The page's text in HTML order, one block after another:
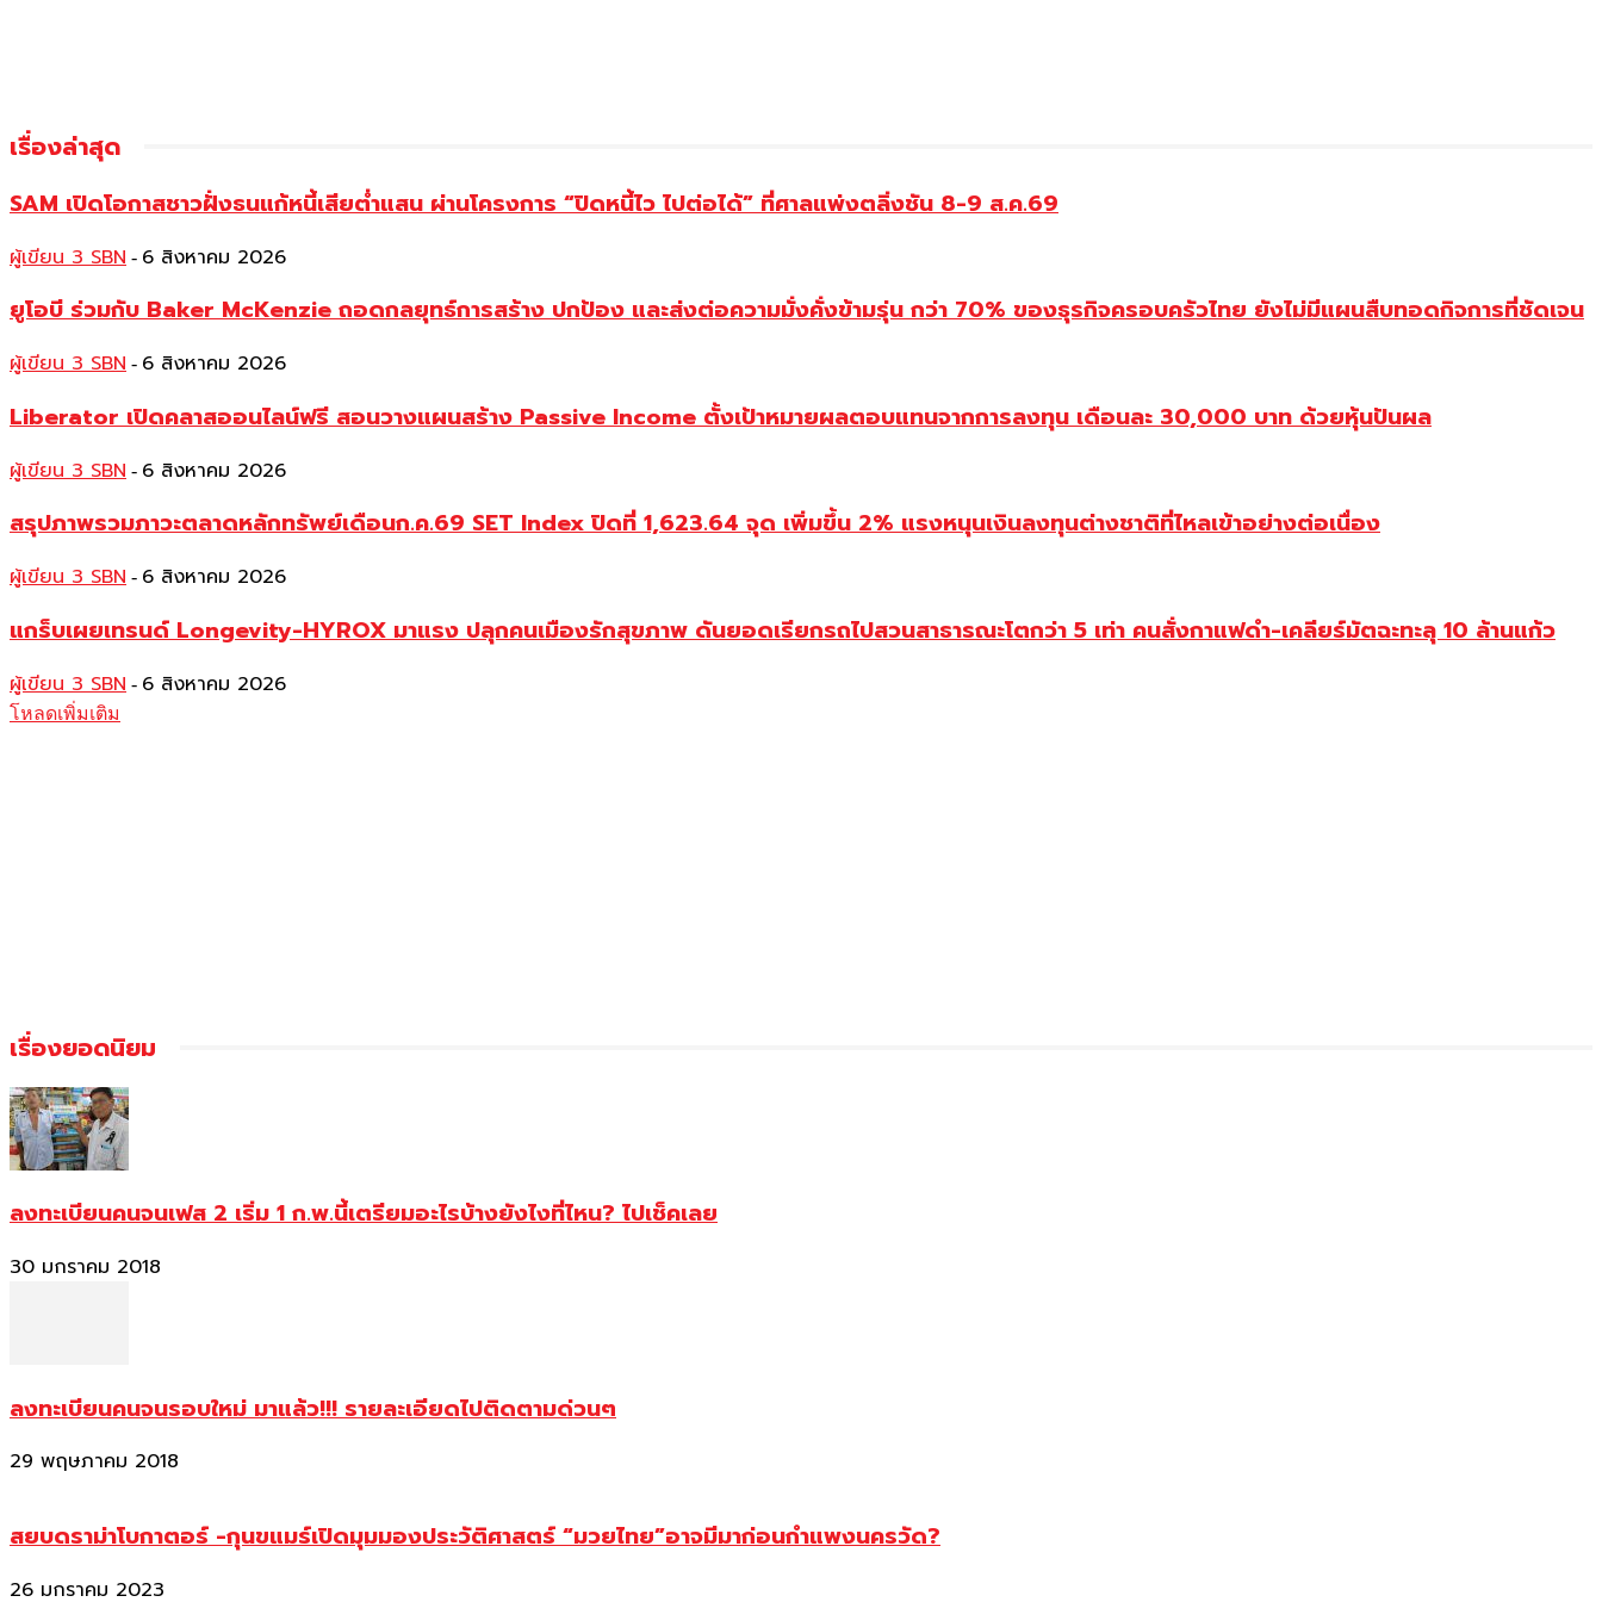
เรื่องล่าสุด
SAM เปิดโอกาสชาวฝั่งธนแก้หนี้เสียต่ำแสน ผ่านโครงการ “ปิดหนี้ไว ไปต่อได้” ที่ศาลแพ่งตลิ่งชัน 8-9 ส.ค.69
ผู้เขียน 3 SBN - 6 สิงหาคม 2026
ยูโอบี ร่วมกับ Baker McKenzie ถอดกลยุทธ์การสร้าง ปกป้อง และส่งต่อความมั่งคั่งข้ามรุ่น กว่า 70% ของธุรกิจครอบครัวไทย ยังไม่มีแผนสืบทอดกิจการที่ชัดเจน
ผู้เขียน 3 SBN - 6 สิงหาคม 2026
Liberator เปิดคลาสออนไลน์ฟรี สอนวางแผนสร้าง Passive Income ตั้งเป้าหมายผลตอบแทนจากการลงทุน เดือนละ 30,000 บาท ด้วยหุ้นปันผล
ผู้เขียน 3 SBN - 6 สิงหาคม 2026
สรุปภาพรวมภาวะตลาดหลักทรัพย์เดือนก.ค.69 SET Index ปิดที่ 1,623.64 จุด เพิ่มขึ้น 2% แรงหนุนเงินลงทุนต่างชาติที่ไหลเข้าอย่างต่อเนื่อง
ผู้เขียน 3 SBN - 6 สิงหาคม 2026
แกร็บเผยเทรนด์ Longevity-HYROX มาแรง ปลุกคนเมืองรักสุขภาพ ดันยอดเรียกรถไปสวนสาธารณะโตกว่า 5 เท่า คนสั่งกาแฟดำ-เคลียร์มัตฉะทะลุ 10 ล้านแก้ว
ผู้เขียน 3 SBN - 6 สิงหาคม 2026
โหลดเพิ่มเติม
เรื่องยอดนิยม
ลงทะเบียนคนจนเฟส 2 เริ่ม 1 ก.พ.นี้เตรียมอะไรบ้างยังไงที่ไหน? ไปเช็คเลย
30 มกราคม 2018
ลงทะเบียนคนจนรอบใหม่ มาแล้ว!!! รายละเอียดไปติดตามด่วนๆ
29 พฤษภาคม 2018
สยบดราม่าโบกาตอร์ -กุนขแมร์เปิดมุมมองประวัติศาสตร์ “มวยไทย”อาจมีมาก่อนกำแพงนครวัด?
26 มกราคม 2023